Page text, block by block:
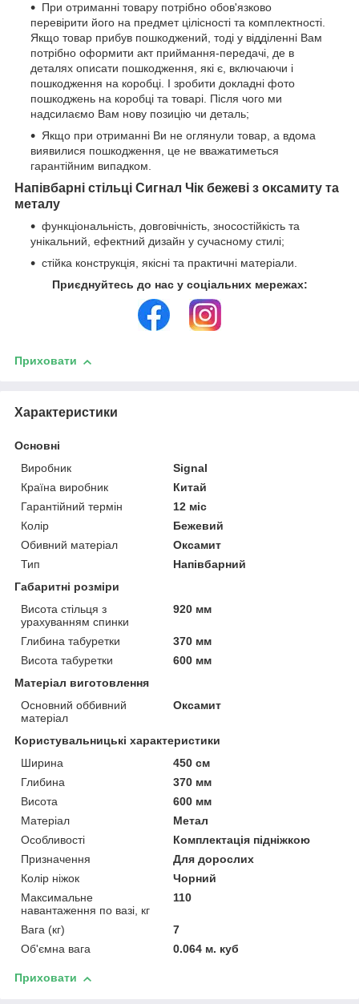
При отриманні товару потрібно обов'язково
перевірити його на предмет цілісності та комплектності.
Якщо товар прибув пошкоджений, тоді у відділенні Вам
потрібно оформити акт приймання-передачі, де в
деталях описати пошкодження, які є, включаючи і
пошкодження на коробці. І зробити докладні фото
пошкоджень на коробці та товарі. Після чого ми
надсилаємо Вам нову позицію чи деталь;
Якщо при отриманні Ви не оглянули товар, а вдома
виявилися пошкодження, це не вважатиметься
гарантійним випадком.
Напівбарні стільці Сигнал Чік бежеві з оксамиту та
металу
функціональність, довговічність, зносостійкість та
унікальний, ефектний дизайн у сучасному стилі;
стійка конструкція, якісні та практичні матеріали.
Приєднуйтесь до нас у соціальних мережах:
Приховати
Характеристики
Основні
Виробник
Signal
Країна виробник
Китай
Гарантійний термін
12 міс
Колір
Бежевий
Обивний матеріал
Оксамит
Тип
Напівбарний
Габаритні розміри
Висота стільця з
урахуванням спинки
920 мм
Глибина табуретки
370 мм
Висота табуретки
600 мм
Матеріал виготовлення
Основний оббивний
матеріал
Оксамит
Користувальницькі характеристики
Ширина
450 см
Глибина
370 мм
Висота
600 мм
Матеріал
Метал
Особливості
Комплектація підніжкою
Призначення
Для дорослих
Колір ніжок
Чорний
Максимальне
навантаження по вазі, кг
110
Вага (кг)
7
Об'ємна вага
0.064 м. куб
Приховати